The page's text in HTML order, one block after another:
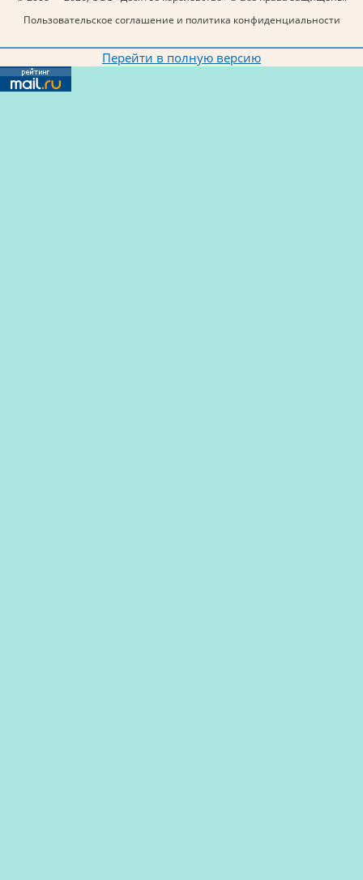
Пользовательское соглашение и политика конфиденциальности
Перейти в полную версию